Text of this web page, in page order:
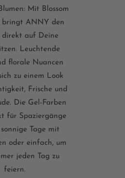
Mit Blossom
bringt ANNY den
direkt auf Deine
Leuchtende
florale Nuancen
zu einem Look
Frische und
Die Gel-Farben
für Spaziergänge
Tage mit
oder einfach, um
jeden Tag zu
feiern.